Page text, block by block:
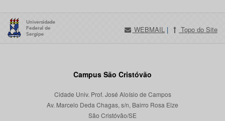
WEBMAIL | Topo do Site
Campus São Cristóvão
Cidade Univ. Prof. José Aloísio de Campos
Av. Marcelo Deda Chagas, s/n, Bairro Rosa Elze
São Cristóvão/SE